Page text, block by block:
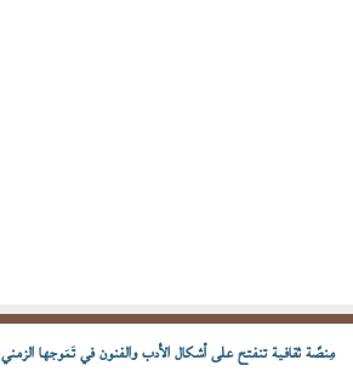
مِنصّة ثقافية تنفتح على أشكال الأدب والفنون في تَمَوجها الزمني